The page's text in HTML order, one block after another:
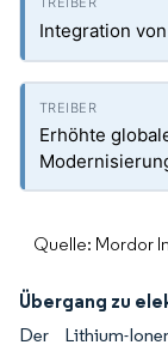
Integration
Erhöhte
Quelle: Mordor
Übergang zu
Der Lithium-